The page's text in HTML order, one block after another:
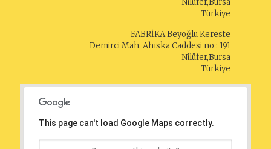
Nilüfer,Bursa
Türkiye
FABRİKA:Beyoğlu Kereste
Demirci Mah. Ahıska Caddesi no : 191
Nilüfer,Bursa
Türkiye
This page can't load Google Maps correctly.